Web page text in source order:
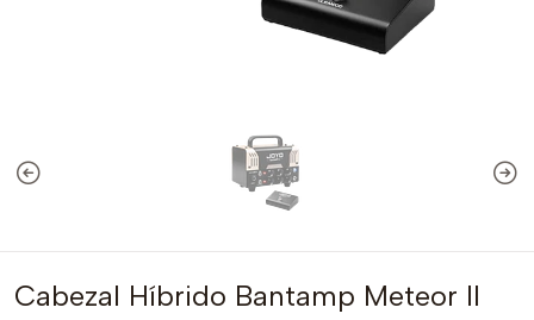
Cabezal Híbrido Bantamp Meteor II